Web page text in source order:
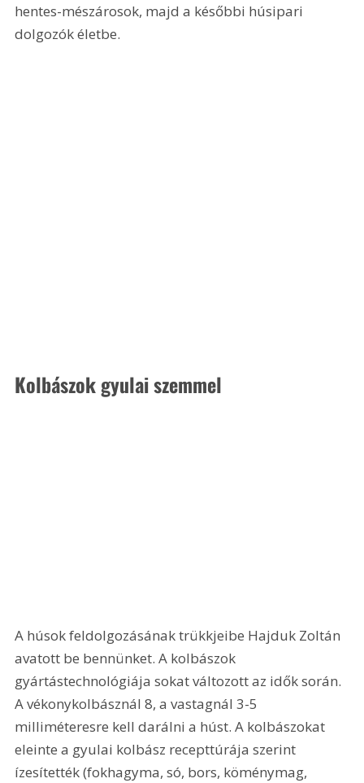
hentes-mészárosok, majd a későbbi húsipari
dolgozók életbe.
Kolbászok gyulai szemmel
A húsok feldolgozásának trükkjeibe Hajduk Zoltán
avatott be bennünket. A kolbászok
gyártástechnológiája sokat változott az idők során.
A vékonykolbásznál 8, a vastagnál 3-5
milliméteresre kell darálni a húst. A kolbászokat
eleinte a gyulai kolbász recepttúrája szerint
ízesítették (fokhagyma, só, bors, köménymag,